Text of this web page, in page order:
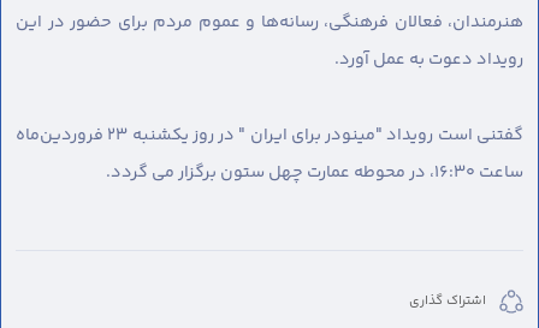
هنرمندان، فعالان فرهنگی، رسانه‌ها و عموم مردم برای حضور در این
رویداد دعوت به عمل آورد.
گفتنی است رویداد "مینودر برای ایران " در روز یکشنبه ۲۳ فروردین‌ماه
ساعت ۱۶:۳۰، در محوطه عمارت چهل ستون برگزار می گردد.
اشتراک گذاری